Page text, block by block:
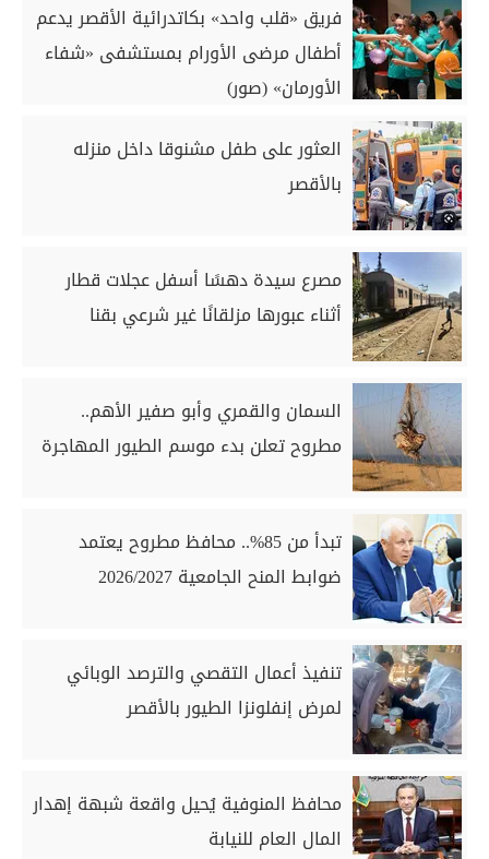
فريق «قلب واحد» بكاتدرائية الأقصر يدعم
أطفال مرضى الأورام بمستشفى «شفاء
الأورمان» (صور)
العثور على طفل مشنوقا داخل منزله
بالأقصر
مصرع سيدة دهسًا أسفل عجلات قطار
أثناء عبورها مزلقانًا غير شرعي بقنا
السمان والقمري وأبو صفير الأهم..
مطروح تعلن بدء موسم الطيور المهاجرة
تبدأ من 85%.. محافظ مطروح يعتمد
ضوابط المنح الجامعية 2026/2027
تنفيذ أعمال التقصي والترصد الوبائي
لمرض إنفلونزا الطيور بالأقصر
محافظ المنوفية يُحيل واقعة شبهة إهدار
المال العام للنيابة